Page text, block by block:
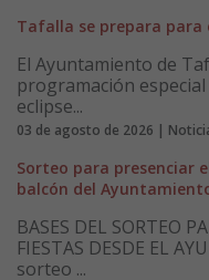
Tafalla se prepara para
El Ayuntamiento de
programación
eclipse...
03 de agosto de 2026 |
Sorteo para presenciar
balcón del
BASES DEL SORTEO
FIESTAS DESDE EL
sorteo ...